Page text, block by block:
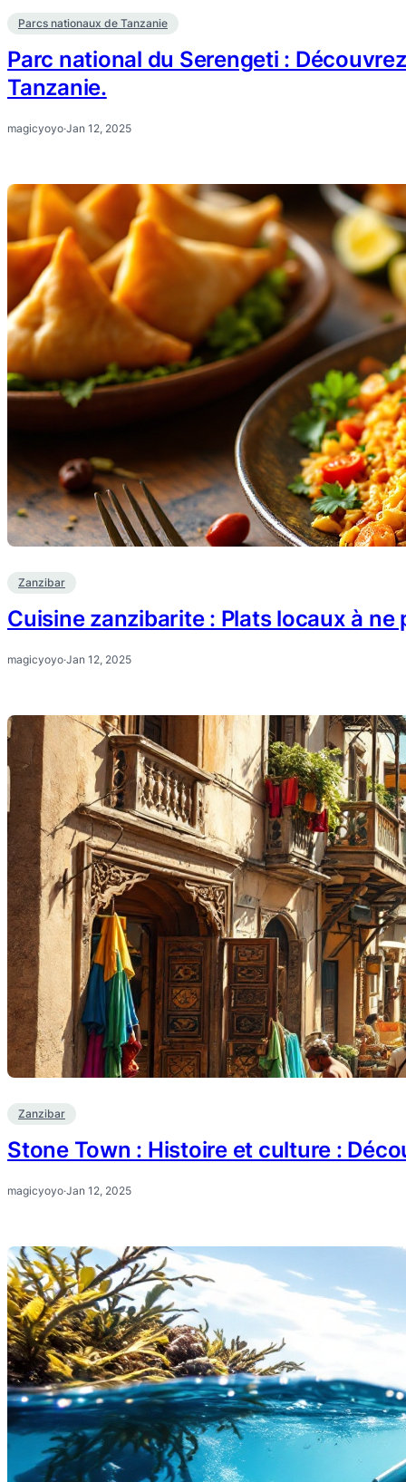
Parcs nationaux de Tanzanie
Parc national du Serengeti :
Tanzanie.
magicyoyo·Jan 12, 2025
Zanzibar
Cuisine zanzibarite : Plats locaux à
magicyoyo·Jan 12, 2025
Zanzibar
Stone Town : Histoire et culture :
magicyoyo·Jan 12, 2025